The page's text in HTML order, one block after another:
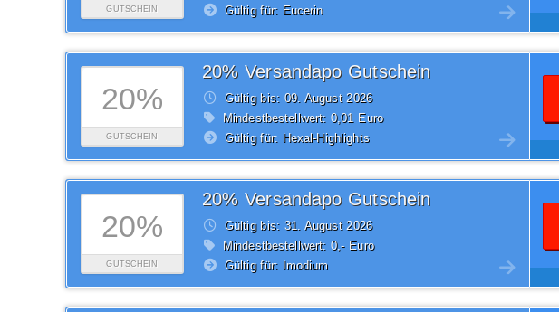
GUTSCHEIN
Gültig für: Eucerin
20%
GUTSCHEIN
20% Versandapo Gutschein
Gültig bis: 09. August2026
Mindestbestellwert: 0,01 Euro
Gültig für: Hexal-Highlights
20%
GUTSCHEIN
20% Versandapo Gutschein
Gültig bis: 31. August2026
Mindestbestellwert: 0,- Euro
Gültig für: Imodium